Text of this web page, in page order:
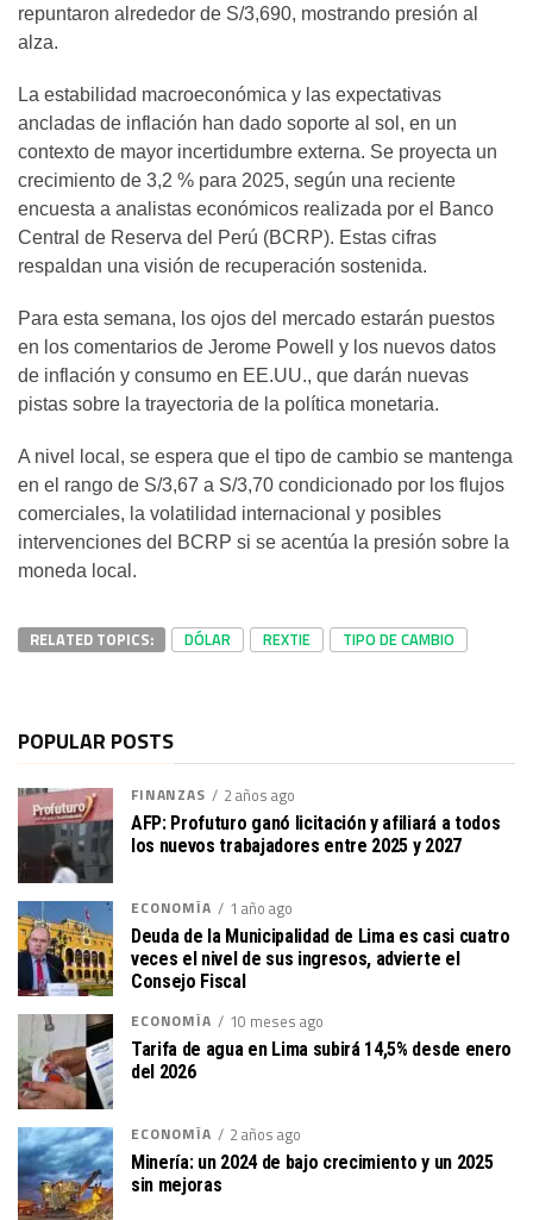
repuntaron alrededor de S/3,690, mostrando presión al
alza.
La estabilidad macroeconómica y las expectativas
ancladas de inflación han dado soporte al sol, en un
contexto de mayor incertidumbre externa. Se proyecta un
crecimiento de 3,2 % para 2025, según una reciente
encuesta a analistas económicos realizada por el Banco
Central de Reserva del Perú (BCRP). Estas cifras
respaldan una visión de recuperación sostenida.
Para esta semana, los ojos del mercado estarán puestos
en los comentarios de Jerome Powell y los nuevos datos
de inflación y consumo en EE.UU., que darán nuevas
pistas sobre la trayectoria de la política monetaria.
A nivel local, se espera que el tipo de cambio se mantenga
en el rango de S/3,67 a S/3,70 condicionado por los flujos
comerciales, la volatilidad internacional y posibles
intervenciones del BCRP si se acentúa la presión sobre la
moneda local.
RELATED TOPICS: DÓLAR REXTIE TIPO DE CAMBIO
POPULAR POSTS
FINANZAS 2 años ago
AFP: Profuturo ganó licitación y afiliará a todos
los nuevos trabajadores entre 2025 y 2027
ECONOMÍA 1 año ago
Deuda de la Municipalidad de Lima es casi cuatro
veces el nivel de sus ingresos, advierte el
Consejo Fiscal
ECONOMÍA
10 meses ago
Tarifa de agua en Lima subirá 14,5% desde enero
del 2026
ECONOMÍA 2 años ago
Minería: un 2024 de bajo crecimiento y un 2025
sin mejoras